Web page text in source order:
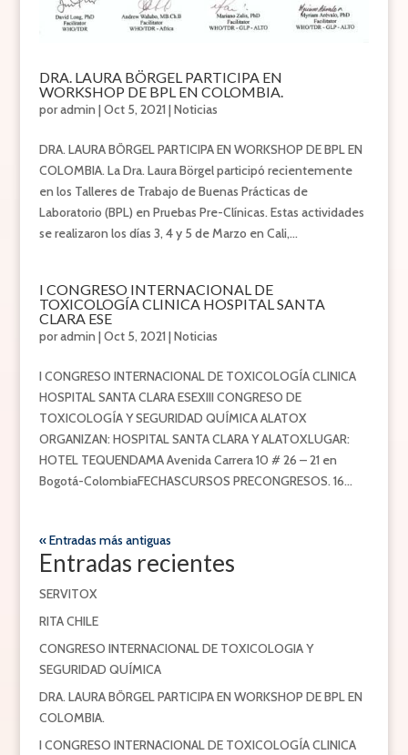
DRA. LAURA BÖRGEL PARTICIPA EN
WORKSHOP DE BPL EN COLOMBIA.
poradmin |Oct 5, 2021|Noticias
DRA. LAURA BÖRGEL PARTICIPA EN WORKSHOP DE BPL EN
COLOMBIA. La Dra. Laura Börgel participó recientemente
en los Talleres de Trabajo de Buenas Prácticas de
Laboratorio (BPL) en Pruebas Pre-Clínicas. Estas actividades
se realizaron los días 3, 4 y 5 de Marzo en Cali,...
I CONGRESO INTERNACIONAL DE
TOXICOLOGÍA CLINICA HOSPITAL SANTA
CLARA ESE
poradmin |Oct 5, 2021|Noticias
I CONGRESO INTERNACIONAL DE TOXICOLOGÍA CLINICA
HOSPITAL SANTA CLARA ESEXIII CONGRESO DE
TOXICOLOGÍA Y SEGURIDAD QUÍMICA ALATOX
ORGANIZAN: HOSPITAL SANTA CLARA Y ALATOXLUGAR:
HOTEL TEQUENDAMA Avenida Carrera 10 # 26 – 21 en
Bogotá-ColombiaFECHASCURSOS PRECONGRESOS. 16...
« Entradas más antiguas
Entradas recientes
SERVITOX
RITA CHILE
CONGRESO INTERNACIONAL DE TOXICOLOGIA Y
SEGURIDAD QUÍMICA
DRA. LAURA BÖRGEL PARTICIPA EN WORKSHOP DE BPL EN
COLOMBIA.
I CONGRESO INTERNACIONAL DE TOXICOLOGÍA CLINICA